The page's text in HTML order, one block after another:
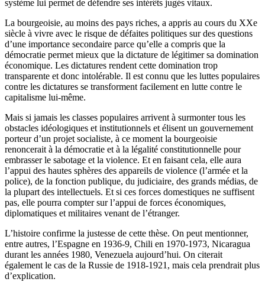
système lui permet de défendre ses intérêts jugés vitaux.
La bourgeoisie, au moins des pays riches, a appris au cours du XXe
siècle à vivre avec le risque de défaites politiques sur des questions
d’une importance secondaire parce qu’elle a compris que la
démocratie permet mieux que la dictature de légitimer sa domination
économique. Les dictatures rendent cette domination trop
transparente et donc intolérable. Il est connu que les luttes populaires
contre les dictatures se transforment facilement en lutte contre le
capitalisme lui-même.
Mais si jamais les classes populaires arrivent à surmonter tous les
obstacles idéologiques et institutionnels et élisent un gouvernement
porteur d’un projet socialiste, à ce moment la bourgeoisie
renoncerait à la démocratie et à la légalité constitutionnelle pour
embrasser le sabotage et la violence. Et en faisant cela, elle aura
l’appui des hautes sphères des appareils de violence (l’armée et la
police), de la fonction publique, du judiciaire, des grands médias, de
la plupart des intellectuels. Et si ces forces domestiques ne suffisent
pas, elle pourra compter sur l’appui de forces économiques,
diplomatiques et militaires venant de l’étranger.
L’histoire confirme la justesse de cette thèse. On peut mentionner,
entre autres, l’Espagne en 1936-9, Chili en 1970-1973, Nicaragua
durant les années 1980, Venezuela aujourd’hui. On citerait
également le cas de la Russie de 1918-1921, mais cela prendrait plus
d’explication.